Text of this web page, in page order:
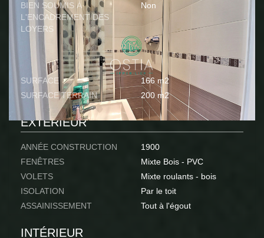
BIEN SOUMIS À
L'ENCADREMENT DES
LOYERS
Non
SURFACES
SURFACE
166 m2
SURFACE TERRAIN
200 m2
EXTÉRIEUR
ANNÉE CONSTRUCTION
1900
FENÊTRES
Mixte Bois - PVC
VOLETS
Mixte roulants - bois
ISOLATION
Par le toit
ASSAINISSEMENT
Tout à l'égout
INTÉRIEUR